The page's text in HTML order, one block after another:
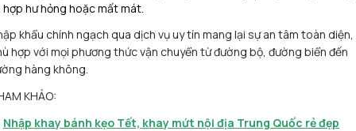
hợp hư hỏng hoặc mất mát.
khẩu chính ngạch qua dịch vụ uy tín mang lại sự an tâm toàn diện,
hợp với mọi phương thức vận chuyển từ đường bộ, đường biển đến
hàng không.
KHẢO:
Nhập khay bánh kẹo Tết, khay mứt nội địa Trung Quốc rẻ đẹp